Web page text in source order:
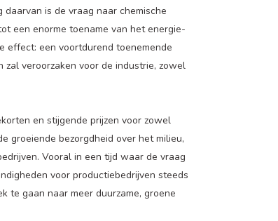
is de vraag naar chemische
een enorme toename van het energie-
effect: een voortdurend toenemende
veroorzaken voor de industrie, zowel
en stijgende prijzen voor zowel
groeiende bezorgdheid over het milieu,
Vooral in een tijd waar de vraag
voor productiebedrijven steeds
te gaan naar meer duurzame, groene